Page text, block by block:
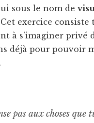
sous le nom de
Cet exercice consiste
à s’imaginer privé
déjà pour pouvoir
pas aux choses que